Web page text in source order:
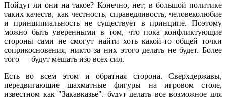
Пойдут ли они на такое? Конечно, нет; в большой политике
таких качеств, как честность, справедливость, человеколюбие
и принципиальность не существует в принципе. Поэтому
можно быть уверенными в том, что пока конфликтующие
стороны сами не смогут найти хоть какой-то общей точки
соприкосновения, никто за них этого делать не будет. Более
того — будут мешать изо всех сил.
Есть во всем этом и обратная сторона. Сверхдержавы,
передвигающие шахматные фигуры на игровом столе,
известном как "Закавказье", будут делать все возможное для